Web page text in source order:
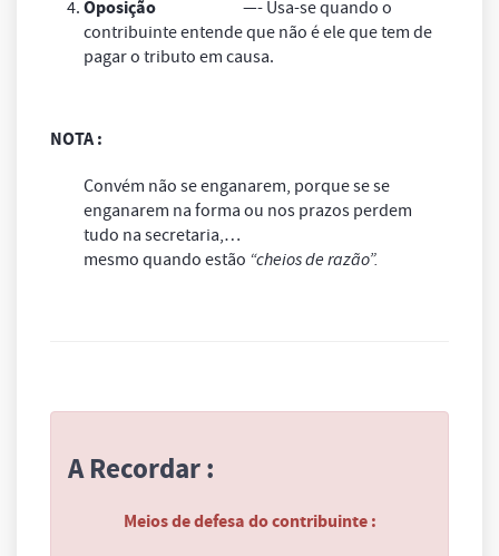
Oposição —- Usa-se quando o
contribuinte entende que não é ele que tem de
pagar o tributo em causa.
NOTA :
Convém não se enganarem, porque se se
enganarem na forma ou nos prazos perdem
tudo na secretaria,…
mesmo quando estão “cheios de razão”.
A Recordar :
Meios de defesa do contribuinte :